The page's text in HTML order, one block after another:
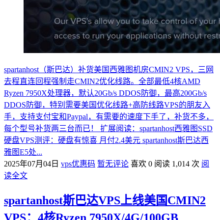
spartanhost（斯巴达）补货美国西雅图机房CMIN2 VPS，三网
去程直连回程强制走CMIN2优化线路。全部最低4核AMD
Ryzen 7950X处理器，默认20Gb/s DDOS防御，最高200Gb/s
DDOS防御，特别需要美国优化线路+高防线路VPS的朋友入
手，支持支付宝和Paypal，有需要的速度下手了，补货不多，
每个型号补货两三台而已！ 扩展阅读：spartanhost西雅图SSD
硬盘VPS测评：硬盘有惊喜 月付2.4美元 spartanhost斯巴达西
雅图E5处...
2025年07月04日 vps优惠码 暂无评论 喜欢 0 阅读 1,014 次 阅
读全文
spartanhost斯巴达VPS上线美国CMIN2